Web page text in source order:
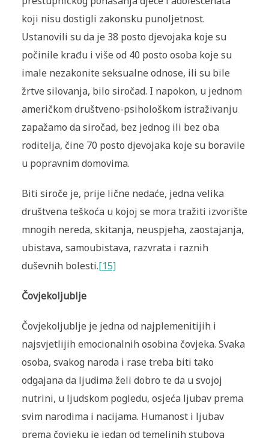
koji nisu dostigli zakonsku punoljetnost.
Ustanovili su da je 38 posto djevojaka koje su
počinile krađu i više od 40 posto osoba koje su
imale nezakonite seksualne odnose, ili su bile
žrtve silovanja, bilo siročad. I napokon, u jednom
američkom društveno-psihološkom istraživanju
zapažamo da siročad, bez jednog ili bez oba
roditelja, čine 70 posto djevojaka koje su boravile
u popravnim domovima.
Biti siroče je, prije lične nedaće, jedna velika
društvena teškoća u kojoj se mora tražiti izvorište
mnogih nereda, skitanja, neuspjeha, zaostajanja,
ubistava, samoubistava, razvrata i raznih
duševnih bolesti.[15]
Čovjekoljublje
Čovjekoljublje je jedna od najplemenitijih i
najsvjetlijih emocionalnih osobina čovjeka. Svaka
osoba, svakog naroda i rase treba biti tako
odgajana da ljudima želi dobro te da u svojoj
nutrini, u ljudskom pogledu, osjeća ljubav prema
svim narodima i nacijama. Humanost i ljubav
prema čovjeku je jedan od temeljnih stubova